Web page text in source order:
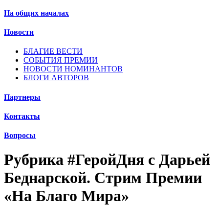
На общих началах
Новости
БЛАГИЕ ВЕСТИ
СОБЫТИЯ ПРЕМИИ
НОВОСТИ НОМИНАНТОВ
БЛОГИ АВТОРОВ
Партнеры
Контакты
Вопросы
Рубрика #ГеройДня с Дарьей
Беднарской. Стрим Премии
«На Благо Мира»